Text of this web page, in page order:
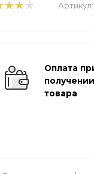
Артикул:
Оплата
получении
товара